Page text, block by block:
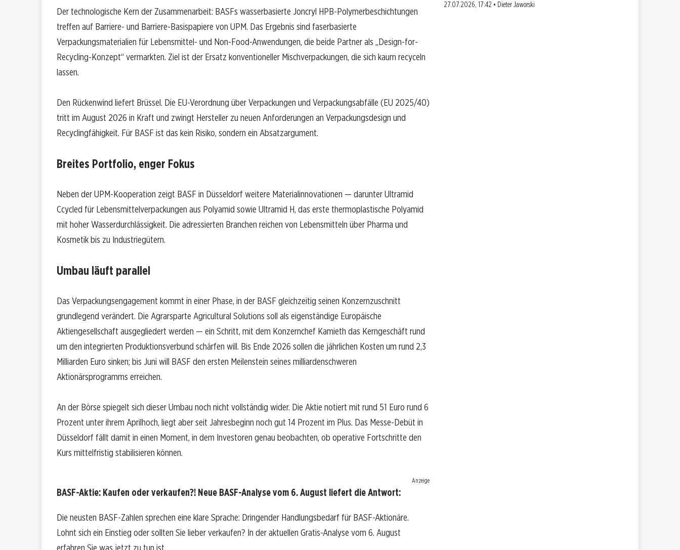
Der technologische Kern der Zusammenarbeit: BASFs wasserbasierte Joncryl HPB-Polymerbeschichtungen
treffen auf Barriere- und Barriere-Basispapiere von UPM. Das Ergebnis sind faserbasierte
Verpackungsmaterialien für Lebensmittel- und Non-Food-Anwendungen, die beide Partner als „Design-for-
Recycling-Konzept“ vermarkten. Ziel ist der Ersatz konventioneller Mischverpackungen, die sich kaum recyceln
lassen.
Den Rückenwind liefert Brüssel. Die EU-Verordnung über Verpackungen und Verpackungsabfälle (EU 2025/40)
tritt im August 2026 in Kraft und zwingt Hersteller zu neuen Anforderungen an Verpackungsdesign und
Recyclingfähigkeit. Für BASF ist das kein Risiko, sondern ein Absatzargument.
Breites Portfolio, enger Fokus
Neben der UPM-Kooperation zeigt BASF in Düsseldorf weitere Materialinnovationen — darunter Ultramid
Ccycled für Lebensmittelverpackungen aus Polyamid sowie Ultramid H, das erste thermoplastische Polyamid
mit hoher Wasserdurchlässigkeit. Die adressierten Branchen reichen von Lebensmitteln über Pharma und
Kosmetik bis zu Industriegütern.
Umbau läuft parallel
Das Verpackungsengagement kommt in einer Phase, in der BASF gleichzeitig seinen Konzernzuschnitt
grundlegend verändert. Die Agrarsparte Agricultural Solutions soll als eigenständige Europäische
Aktiengesellschaft ausgegliedert werden — ein Schritt, mit dem Konzernchef Kamieth das Kerngeschäft rund
um den integrierten Produktionsverbund schärfen will. Bis Ende 2026 sollen die jährlichen Kosten um rund 2,3
Milliarden Euro sinken; bis Juni will BASF den ersten Meilenstein seines milliardenschweren
Aktionärsprogramms erreichen.
An der Börse spiegelt sich dieser Umbau noch nicht vollständig wider. Die Aktie notiert mit rund 51 Euro rund 6
Prozent unter ihrem Aprilhoch, liegt aber seit Jahresbeginn noch gut 14 Prozent im Plus. Das Messe-Debüt in
Düsseldorf fällt damit in einen Moment, in dem Investoren genau beobachten, ob operative Fortschritte den
Kurs mittelfristig stabilisieren können.
Anzeige
BASF-Aktie: Kaufen oder verkaufen?! Neue BASF-Analyse vom 6. August liefert die Antwort:
Die neusten BASF-Zahlen sprechen eine klare Sprache: Dringender Handlungsbedarf für BASF-Aktionäre.
Lohnt sich ein Einstieg oder sollten Sie lieber verkaufen? In der aktuellen Gratis-Analyse vom 6. August
27.07.2026, 17:42 • Dieter Jaworski